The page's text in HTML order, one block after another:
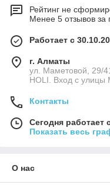
Рейтинг не
Менее 5 отзывов за
Работает с
г. Алматы
ул. Маметовой, 29/
HOLI. Вход с улицы
Контакты
Сегодня работает
Показать весь
О нас